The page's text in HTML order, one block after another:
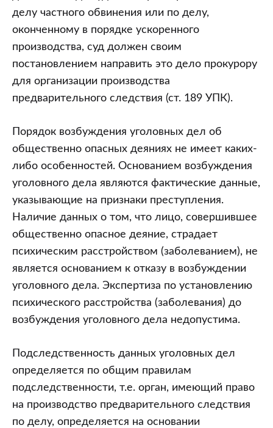
делу частного обвинения или по делу,
оконченному в порядке ускоренного
производства, суд должен своим
постановлением направить это дело прокурору
для организации производства
предварительного следствия (ст. 189 УПК).
Порядок возбуждения уголовных дел об
общественно опасных деяниях не имеет каких-
либо особенностей. Основанием возбуждения
уголовного дела являются фактические данные,
указывающие на признаки преступления.
Наличие данных о том, что лицо, совершившее
общественно опасное деяние, страдает
психическим расстройством (заболеванием), не
является основанием к отказу в возбуждении
уголовного дела. Экспертиза по установлению
психического расстройства (заболевания) до
возбуждения уголовного дела недопустима.
Подследственность данных уголовных дел
определяется по общим правилам
подследственности, т.е. орган, имеющий право
на производство предварительного следствия
по делу, определяется на основании